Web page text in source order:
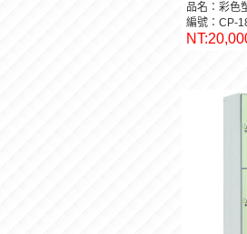
品名：彩色
編號：CP-